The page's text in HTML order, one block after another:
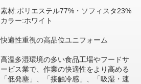
素材:ポリエステル77%・ソフィスタ23%
カラー:ホワイト
快適性重視の高品位ユニフォーム
高温多湿環境の多い食品工場やフードサ
ービス業で、作業の快適性をより高める
「低発塵」、「接触冷感」、「吸湿・速